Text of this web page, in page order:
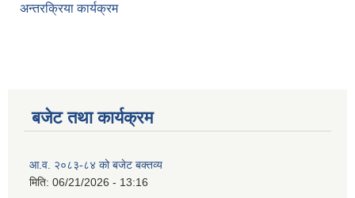
अन्तरक्रिया कार्यक्रम
बजेट तथा कार्यक्रम
आ.व. २०८३-८४ को बजेट बक्तव्य
मिति: 06/21/2026 - 13:16